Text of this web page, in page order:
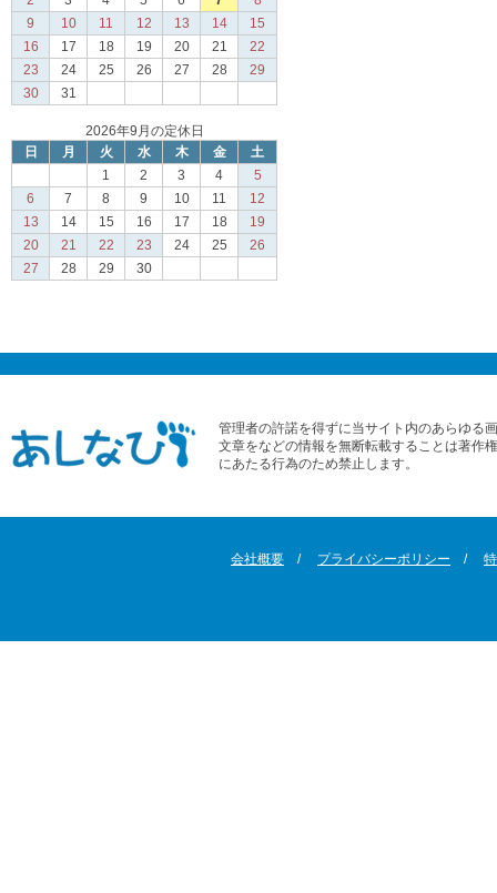
9
10 11 12 13 14
15
16
17 18 19 20 21
22
23
24 25 26 27 28
29
30
31
2026年9月の定休日
日
月 火 水 木 金
土
1
2 3 4
5
6
7 8 9 10 11
12
13
14 15 16 17 18
19
20
21 22 23 24 25
26
27
28 29 30
管理者の許諾を得ずに当サイト内のあらゆる
文章をなどの情報を無断転載することは著作
にあたる行為のため禁止します。
会社概要 プライバシーポリシー